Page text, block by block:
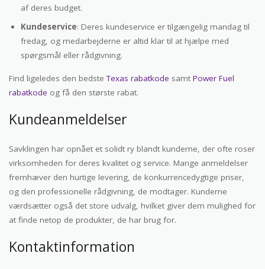
af deres budget.
Kundeservice: Deres kundeservice er tilgængelig mandag til
fredag, og medarbejderne er altid klar til at hjælpe med
spørgsmål eller rådgivning.
Find ligeledes den bedsteTexas rabatkode samt Power Fuel
rabatkode og få den største rabat.
Kundeanmeldelser
Savklingen har opnået et solidt ry blandt kunderne, der ofte roser
virksomheden for deres kvalitet og service. Mange anmeldelser
fremhæver den hurtige levering, de konkurrencedygtige priser,
og den professionelle rådgivning, de modtager. Kunderne
værdsætter også det store udvalg, hvilket giver dem mulighed for
at finde netop de produkter, de har brug for.
Kontaktinformation